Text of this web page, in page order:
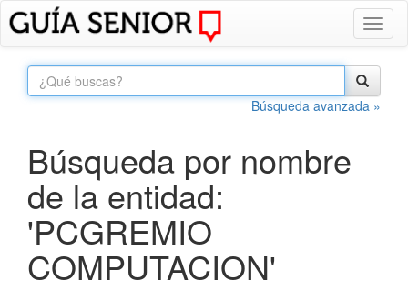
Búsqueda avanzada »
Búsqueda por nombre
de la entidad:
'PCGREMIO
COMPUTACION'